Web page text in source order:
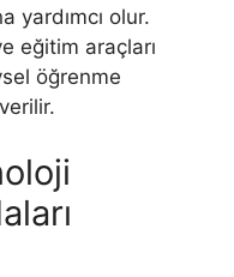
yardımcı olur.
eğitim araçları
öğrenme